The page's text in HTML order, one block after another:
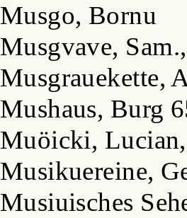
Musgo, Bornu
Musgvave,
Musgrauekette,
Mushaus, Burg
Muöicki,
Musikuereine,
Musiuisches